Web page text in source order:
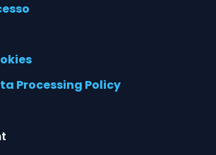
Processing Policy